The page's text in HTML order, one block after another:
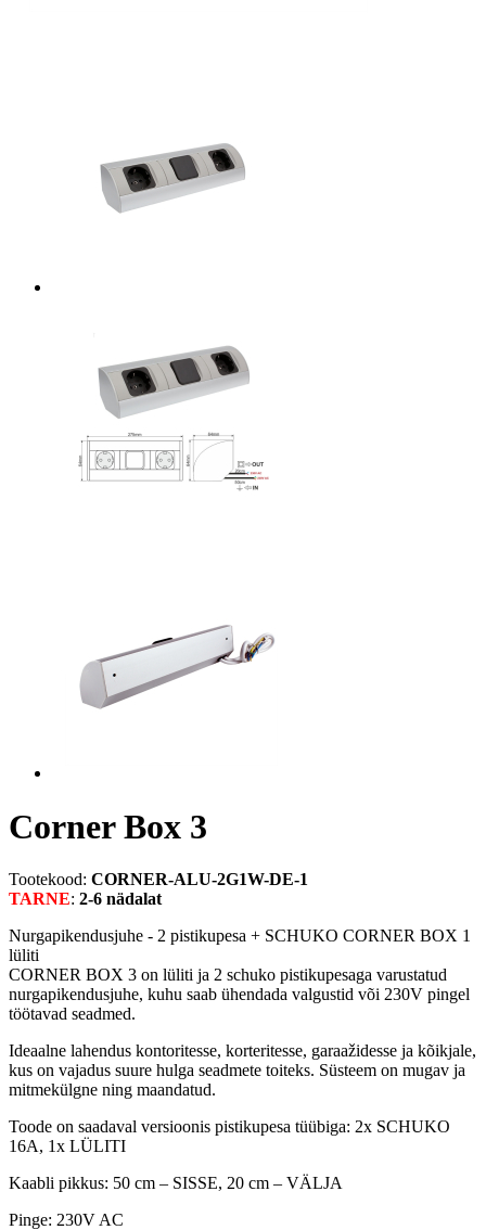
Corner Box 3
Tootekood: CORNER-ALU-2G1W-DE-1
TARNE: 2-6 nädalat
Nurgapikendusjuhe - 2 pistikupesa + SCHUKO CORNER BOX 1
lüliti
CORNER BOX 3 on lüliti ja 2 schuko pistikupesaga varustatud
nurgapikendusjuhe, kuhu saab ühendada valgustid või 230V pingel
töötavad seadmed.
Ideaalne lahendus kontoritesse, korteritesse, garaažidesse ja kõikjale,
kus on vajadus suure hulga seadmete toiteks. Süsteem on mugav ja
mitmekülgne ning maandatud.
Toode on saadaval versioonis pistikupesa tüübiga: 2x SCHUKO
16A, 1x LÜLITI
Kaabli pikkus: 50 cm – SISSE, 20 cm – VÄLJA
Pinge: 230V AC